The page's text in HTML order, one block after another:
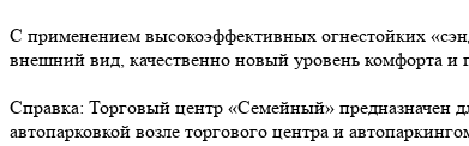
С применением высокоэффективных огнестойких
внешний вид, качественно новый уровень комфорта и
Справка: Торговый центр «Семейный» предназначен
автопарковкой возле торгового центра и